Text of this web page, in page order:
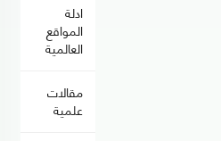
ادلة
المواقع
العالمية
مقالات
علمية